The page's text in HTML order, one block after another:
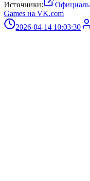
Источники:
Games на VK.com
2026-04-14 10:03:30